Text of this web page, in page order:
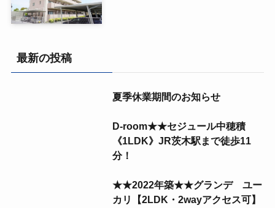
最新の投稿
夏季休業期間のお知らせ
D-room★★セジュール中穂積
《1LDK》JR茨木駅まで徒歩11
分！
★★2022年築★★グランデ ユー
カリ【2LDK・2wayアクセス可】